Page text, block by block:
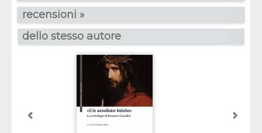
recensioni »
dello stesso autore